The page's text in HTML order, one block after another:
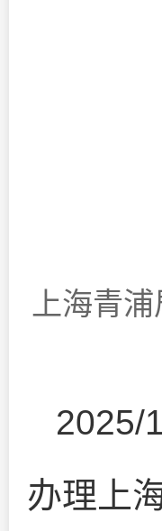
上海青
2025/
办理上